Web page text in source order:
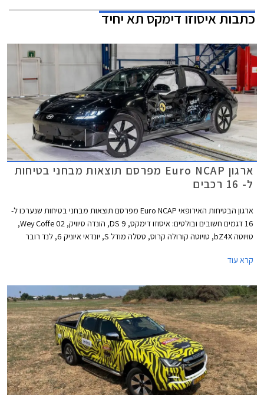
כתבותאיסוזו דימקס תא יחיד
ארגון Euro NCAP מפרסם תוצאות מבחני בטיחות
ל- 16 רכבים
ארגון הבטיחות האירופאי Euro NCAP מפרסם תוצאות מבחני בטיחות שנערכו ל-
16 דגמים חשובים ובולטים: איסוזו דימקס, DS 9, הונדה סיוויק, Wey Coffe 02,
טויוטה bZ4X, טויוטה קורולה קרוס, טסלה מודל S, יונדאי איוניק 6, לנד רובר
קרא עוד